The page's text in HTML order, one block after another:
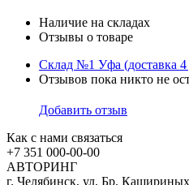
Наличие на складах
Отзывы о товаре
Склад №1 Уфа (доставка 4
Отзывов пока никто не
Добавить отзыв
Как с нами связаться
+7 351 000-00-00
АВТОРИНГ
г. Челябинск, ул. Бр.